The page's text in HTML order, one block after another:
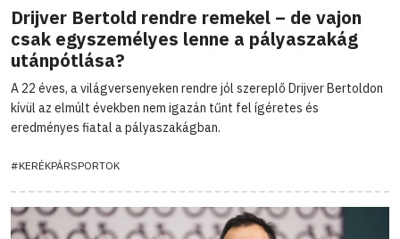
Drijver Bertold rendre remekel – de vajon
csak egyszemélyes lenne a pályaszakág
utánpótlása?
A 22 éves, a világversenyeken rendre jól szereplő Drijver Bertoldon
kívül az elmúlt években nem igazán tűnt fel ígéretes és
eredményes fiatal a pályaszakágban.
#KERÉKPÁRSPORTOK